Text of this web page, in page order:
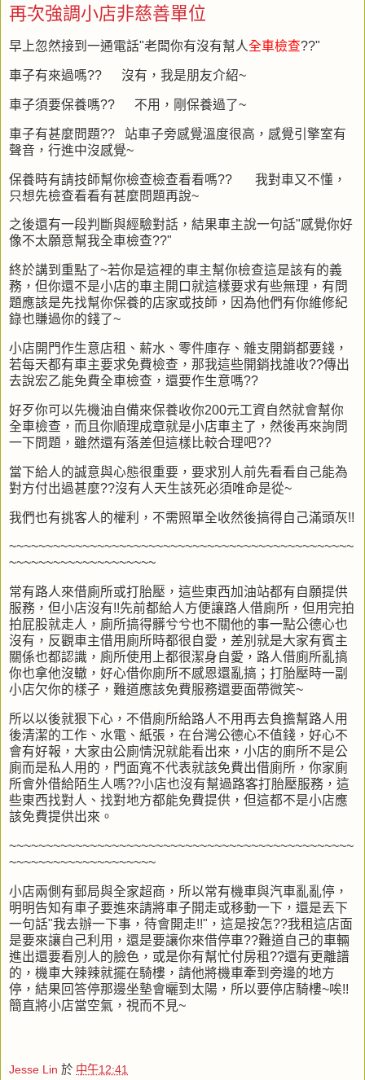
再次強調小店非慈善單位
早上忽然接到一通電話"老闆你有沒有幫人全車檢查??"
車子有來過嗎?? 沒有，我是朋友介紹~
車子須要保養嗎?? 不用，剛保養過了~
車子有甚麼問題?? 站車子旁感覺溫度很高，感覺引擎室有
聲音，行進中沒感覺~
保養時有請技師幫你檢查檢查看看嗎?? 我對車又不懂，
只想先檢查看看有甚麼問題再說~
之後還有一段判斷與經驗對話，結果車主說一句話"感覺你好
像不太願意幫我全車檢查??"
終於講到重點了~若你是這裡的車主幫你檢查這是該有的義
務，但你還不是小店的車主開口就這樣要求有些無理，有問
題應該是先找幫你保養的店家或技師，因為他們有你維修紀
錄也賺過你的錢了~
小店開門作生意店租、薪水、零件庫存、雜支開銷都要錢，
若每天都有車主要求免費檢查，那我這些開銷找誰收??傳出
去說宏乙能免費全車檢查，還要作生意嗎??
好歹你可以先機油自備來保養收你200元工資自然就會幫你
全車檢查，而且你順理成章就是小店車主了，然後再來詢問
一下問題，雖然還有落差但這樣比較合理吧??
當下給人的誠意與心態很重要，要求別人前先看看自己能為
對方付出過甚麼??沒有人天生該死必須唯命是從~
我們也有挑客人的權利，不需照單全收然後搞得自己滿頭灰!!
~~~~~~~~~~~~~~~~~~~~~~~~~~~~~~~~~~~~~~~~~~~~~~~
~~~~~~~~~~~~~~~~~~~~
常有路人來借廁所或打胎壓，這些東西加油站都有自願提供
服務，但小店沒有!!先前都給人方便讓路人借廁所，但用完拍
拍屁股就走人，廁所搞得髒兮兮也不關他的事一點公德心也
沒有，反觀車主借用廁所時都很自愛，差別就是大家有賓主
關係也都認識，廁所使用上都很潔身自愛，路人借廁所亂搞
你也拿他沒轍，好心借你廁所不感恩還亂搞；打胎壓時一副
小店欠你的樣子，難道應該免費服務還要面帶微笑~
所以以後就狠下心，不借廁所給路人不用再去負擔幫路人用
後清潔的工作、水電、紙張，在台灣公德心不值錢，好心不
會有好報，大家由公廁情況就能看出來，小店的廁所不是公
廁而是私人用的，門面寬不代表就該免費出借廁所，你家廁
所會外借給陌生人嗎??小店也沒有幫過路客打胎壓服務，這
些東西找對人、找對地方都能免費提供，但這都不是小店應
該免費提供出來。
~~~~~~~~~~~~~~~~~~~~~~~~~~~~~~~~~~~~~~~~~~~~~~~
~~~~~~~~~~~~~~~~~~~~
小店兩側有郵局與全家超商，所以常有機車與汽車亂亂停，
明明告知有車子要進來請將車子開走或移動一下，還是丟下
一句話"我去辦一下事，待會開走!!"，這是按怎??我租這店面
是要來讓自己利用，還是要讓你來借停車??難道自己的車輛
進出還要看別人的臉色，或是你有幫忙付房租??還有更離譜
的，機車大辣辣就擺在騎樓，請他將機車牽到旁邊的地方
停，結果回答停那邊坐墊會曬到太陽，所以要停店騎樓~唉!!
簡直將小店當空氣，視而不見~
Jesse Lin 於 中午12:41